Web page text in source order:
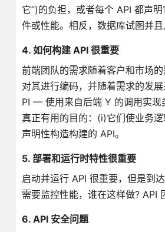
它”)的负担，或者每个 API 都声
件或性能。相反，数据库试图并且
4. 如何构建 API 很重要
前端团队的需求随着客户和市场
对其进行编码，并随着需求的发
PI — 使用来自后端 Y 的调用实现
真正有用的目的：(i)它们使业务
声明性构造构建的 API。
5. 部署和运行时特性很重要
启动并运行 API 很重要，但是到
需要监控性能，谁在这样做? API
6. API 安全问题